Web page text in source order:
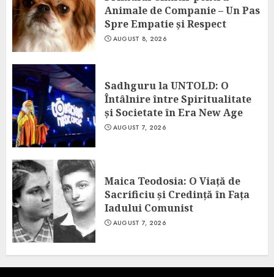
Animale de Companie – Un Pas
Spre Empatie și Respect
AUGUST 8, 2026
Sadhguru la UNTOLD: O
Întâlnire între Spiritualitate
și Societate în Era New Age
AUGUST 7, 2026
Maica Teodosia: O Viață de
Sacrificiu și Credință în Fața
Iadului Comunist
AUGUST 7, 2026